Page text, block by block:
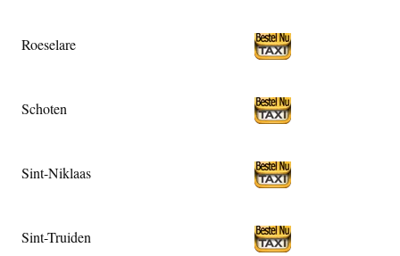
Roeselare
Schoten
Sint-Niklaas
Sint-Truiden